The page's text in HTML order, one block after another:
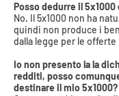
Posso dedurre il
No. Il 5x1000 non ha
quindi non produce i
dalla legge per le offerte
Io non presento la la
redditi, posso
destinare il mio 5x1000?